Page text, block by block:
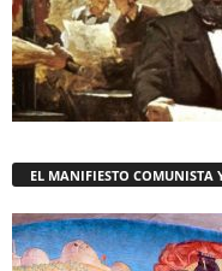
EL MANIFIESTO COMUNISTA